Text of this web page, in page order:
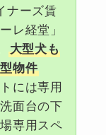
ナーズ賃
レ経堂」
大型犬も
物件
には専用
面台の下
専用スペ